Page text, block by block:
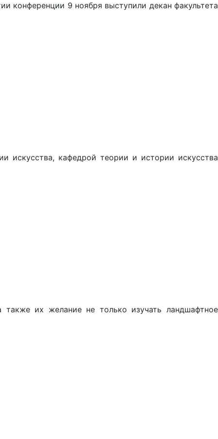
конференции 9 ноября выступили декан факультета
искусства, кафедрой теории и истории искусства
их желание не только изучать ландшафтное